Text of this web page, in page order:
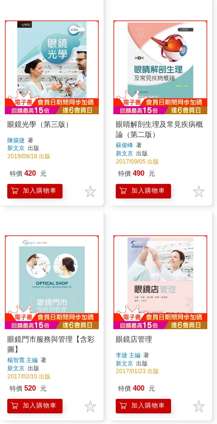
眼鏡光學（第三版）
陳揚捷 著
新文京 出版
2019/09/18 出版
特價 420 元
加入購物車
眼睛解剖生理及常見疾病概
論（第二版）
蘇俊峰 著
新文京 出版
2017/09/05 出版
特價 490 元
加入購物車
眼鏡門市服務與管理【含彩
圖】
楊智寬 主編 著
新文京 出版
2017/02/10 出版
特價 520 元
加入購物車
眼鏡店管理
李捷 主編 著
新文京 出版
2017/01/23 出版
特價 400 元
加入購物車